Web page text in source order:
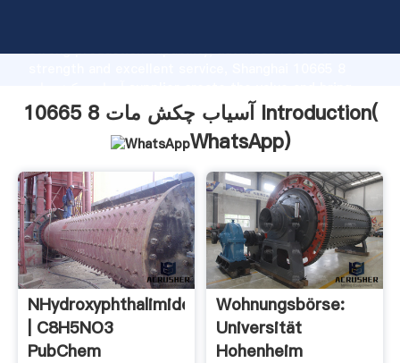
strong production capability, advanced research
values to all of customers.
10665 8 آسیاب چکش مات Introduction(
WhatsApp)
NHydroxyphthalimide
| C8H5NO3
PubChem
Wohnungsbörse:
Universität
Hohenheim